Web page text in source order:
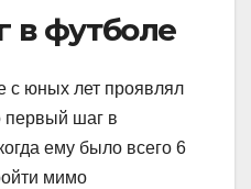
в футболе
с юных лет проявлял
первый шаг в
ему было всего 6
мимо